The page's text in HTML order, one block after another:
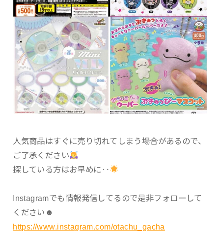
人気商品はすぐに売り切れてしまう場合があるので、
ご了承ください
探している方はお早めに‥
Instagramでも情報発信してるので是非フォローして
ください☻
https://www.instagram.com/otachu_gacha